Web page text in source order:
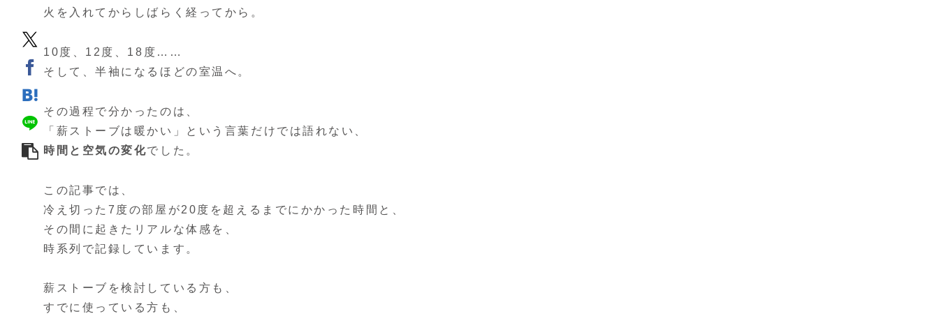
火を入れてからしばらく経ってから。
10度、12度、18度……
そして、半袖になるほどの室温へ。
その過程で分かったのは、
「薪ストーブは暖かい」という言葉だけでは語れない、
時間と空気の変化でした。
この記事では、
冷え切った7度の部屋が20度を超えるまでにかかった時間と、
その間に起きたリアルな体感を、
時系列で記録しています。
薪ストーブを検討している方も、
すでに使っている方も、